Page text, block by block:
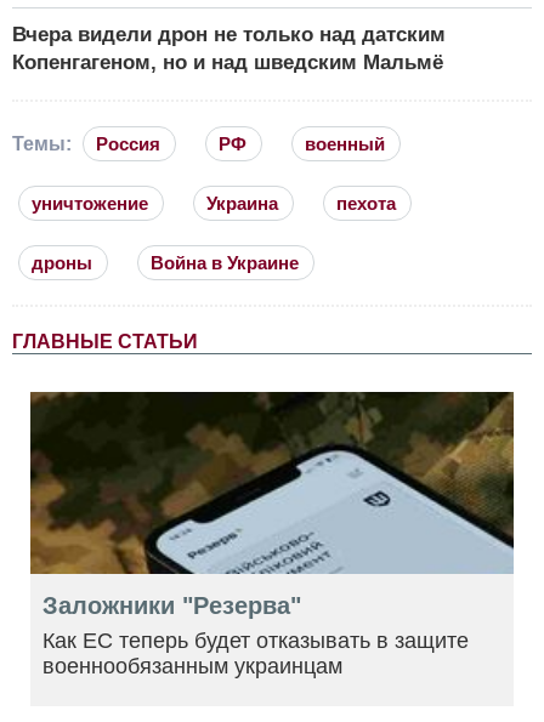
Вчера видели дрон не только над датским
Копенгагеном, но и над шведским Мальмё
Темы: Россия РФ военный
уничтожение Украина пехота
дроны Война в Украине
ГЛАВНЫЕ СТАТЬИ
Заложники "Резерва"
Как ЕС теперь будет отказывать в защите
военнообязанным украинцам